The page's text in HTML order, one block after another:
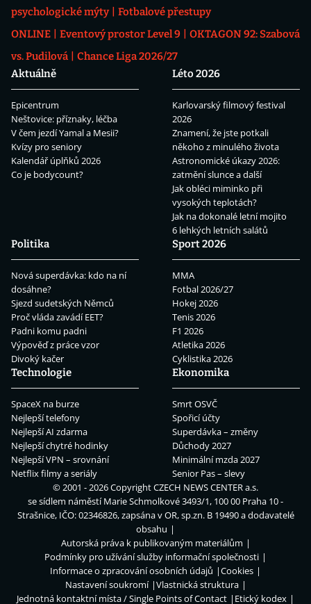
psychologické mýty
Fotbalové přestupy
ONLINE
Eventový prostor Level 9
OKTAGON 92: Szabová
vs. Pudilová
Chance Liga 2026/27
Aktuálně
Epicentrum
Neštovice: příznaky, léčba
V čem jezdí Yamal a Mesii?
Kvízy pro seniory
Kalendář úplňků 2026
Co je bodycount?
Léto 2026
Karlovarský filmový festival
2026
Znamení, že jste potkali
někoho z minulého života
Astronomické úkazy 2026:
zatmění slunce a další
Jak obléci miminko při
vysokých teplotách?
Jak na dokonalé letní mojito
6 lehkých letních salátů
Politika
Nová superdávka: kdo na ní
dosáhne?
Sjezd sudetských Němců
Proč vláda zavádí EET?
Padni komu padni
Výpověď z práce vzor
Divoký kačer
Sport 2026
MMA
Fotbal 2026/27
Hokej 2026
Tenis 2026
F1 2026
Atletika 2026
Cyklistika 2026
Technologie
SpaceX na burze
Nejlepší telefony
Nejlepší AI zdarma
Nejlepší chytré hodinky
Nejlepší VPN – srovnání
Netflix filmy a seriály
Ekonomika
Smrt OSVČ
Spořicí účty
Superdávka – změny
Důchody 2027
Minimální mzda 2027
Senior Pas – slevy
© 2001 - 2026 CopyrightCZECH NEWS CENTER a.s.
se sídlem náměstí Marie Schmolkové 3493/1, 100 00 Praha 10 -
Strašnice, IČO: 02346826, zapsána v OR, sp.zn. B 19490 a dodavatelé
obsahu
Autorská práva k publikovaným materiálům
Podmínky pro užívání služby informační společnosti
Informace o zpracování osobních údajů
Cookies
Nastavení soukromí
Vlastnická struktura
Jednotná kontaktní místa / Single Points of Contact
Etický kodex